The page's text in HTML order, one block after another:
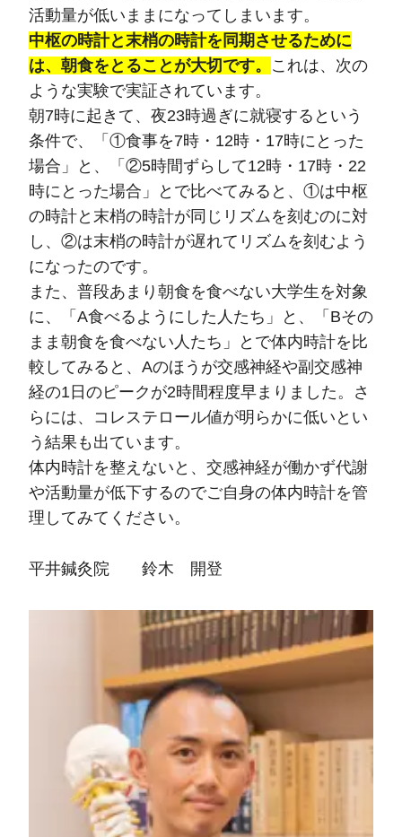
活動量が低いままになってしまいます。
中枢の時計と末梢の時計を同期させるために
は、朝食をとることが大切です。 これは、次の
ような実験で実証されています。
朝7時に起きて、夜23時過ぎに就寝するという
条件で、「①食事を7時・12時・17時にとった
場合」と、「②5時間ずらして12時・17時・22
時にとった場合」とで比べてみると、①は中枢
の時計と末梢の時計が同じリズムを刻むのに対
し、②は末梢の時計が遅れてリズムを刻むよう
になったのです。
また、普段あまり朝食を食べない大学生を対象
に、「A食べるようにした人たち」と、「Bその
まま朝食を食べない人たち」とで体内時計を比
較してみると、Aのほうが交感神経や副交感神
経の1日のピークが2時間程度早まりました。さ
らには、コレステロール値が明らかに低いとい
う結果も出ています。
体内時計を整えないと、交感神経が働かず代謝
や活動量が低下するのでご自身の体内時計を管
理してみてください。
平井鍼灸院 鈴木 開登